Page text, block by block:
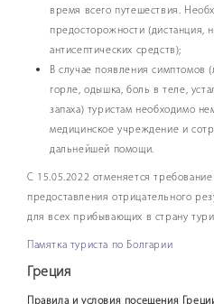
время всего путешествия.
предосторожности (дистанция,
антисептических средств);
В случае появления симптомов
горле, одышка, боль в теле,
запаха) туристам необходимо
медицинское учреждение и
дальнейшей помощи.
С 15.05.2022 отменяется
предоставления отрицательного
для всех прибывающих в страну
Памятка туриста по Болгарии
Греция
Правила и условия посещения